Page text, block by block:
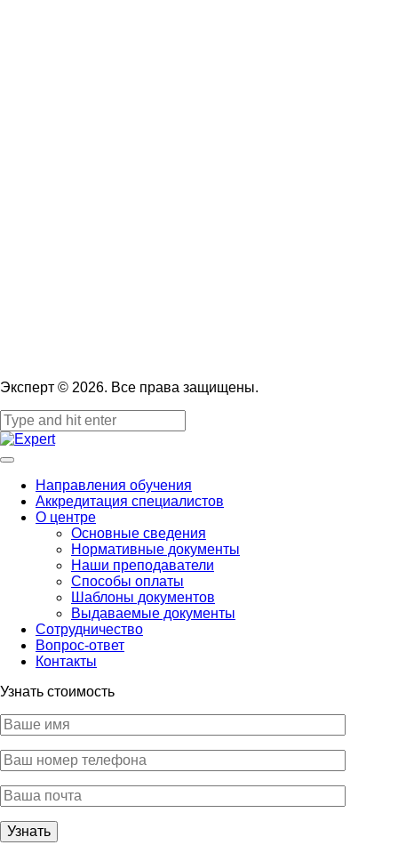
Эксперт © 2026. Все права защищены.
Направления обучения
Аккредитация специалистов
О центре
Основные сведения
Нормативные документы
Наши преподаватели
Способы оплаты
Шаблоны документов
Выдаваемые документы
Сотрудничество
Вопрос-ответ
Контакты
Узнать стоимость